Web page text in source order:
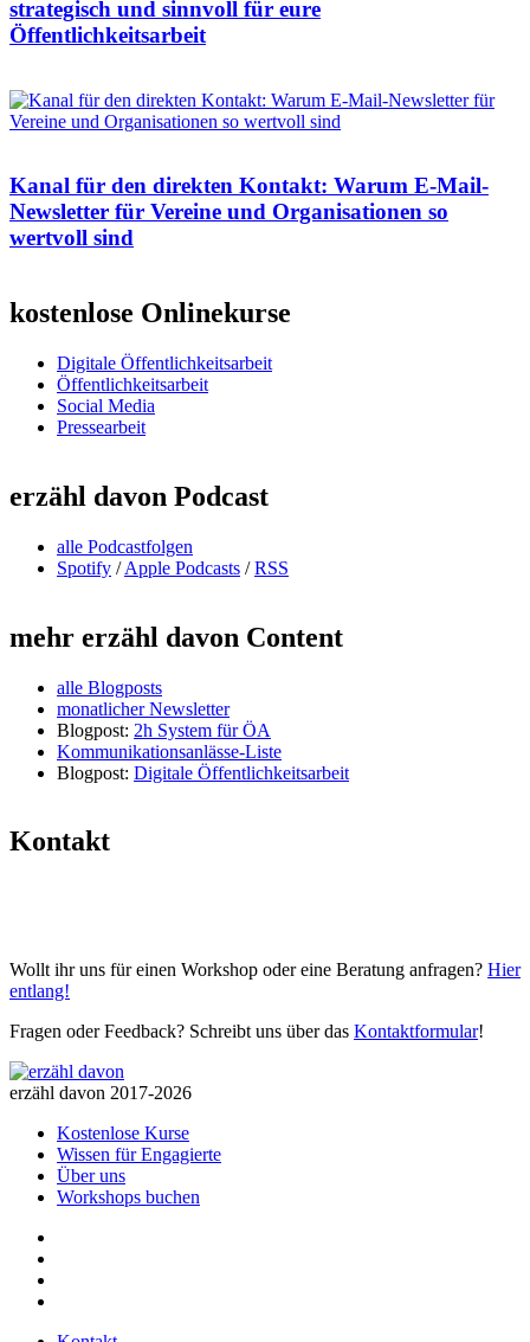
strategisch und sinnvoll für eure
Öffentlichkeitsarbeit
Kanal für den direkten Kontakt: Warum E-Mail-
Newsletter für Vereine und Organisationen so
wertvoll sind
kostenlose Onlinekurse
Digitale Öffentlichkeitsarbeit
Öffentlichkeitsarbeit
Social Media
Pressearbeit
erzähl davon Podcast
alle Podcastfolgen
Spotify /Apple Podcasts /RSS
mehr erzähl davon Content
alle Blogposts
monatlicher Newsletter
Blogpost: 2h System für ÖA
Kommunikationsanlässe-Liste
Blogpost: Digitale Öffentlichkeitsarbeit
Kontakt
Wollt ihr uns für einen Workshop oder eine Beratung anfragen? Hier
entlang!
Fragen oder Feedback? Schreibt uns über das Kontaktformular!
erzähl davon 2017-2026
Kostenlose Kurse
Wissen für Engagierte
Über uns
Workshops buchen